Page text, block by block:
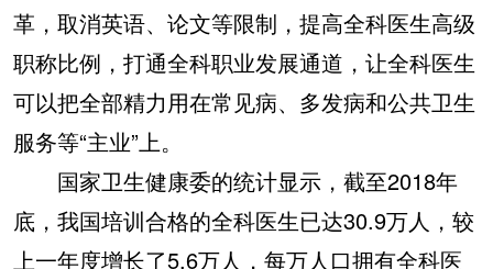
革，取消英语、论文等限制，提高全科医生高级
职称比例，打通全科职业发展通道，让全科医生
可以把全部精力用在常见病、多发病和公共卫生
服务等“主业”上。
国家卫生健康委的统计显示，截至2018年
底，我国培训合格的全科医生已达30.9万人，较
上一年度增长了5.6万人，每万人口拥有全科医